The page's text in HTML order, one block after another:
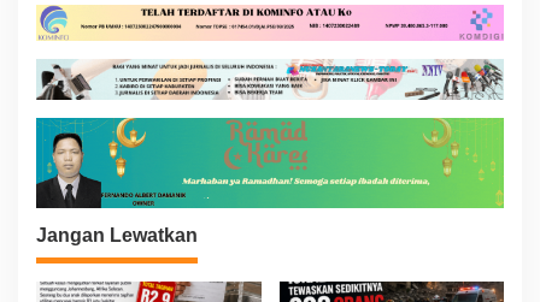
i
g
a
s
p
o
s
Jangan Lewatkan